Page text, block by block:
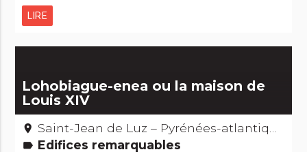
LIRE
Lohobiague-enea ou la maison de
Louis XIV
place Saint-Jean de Luz – Pyrénées-atlantiques
label Edifices remarquables